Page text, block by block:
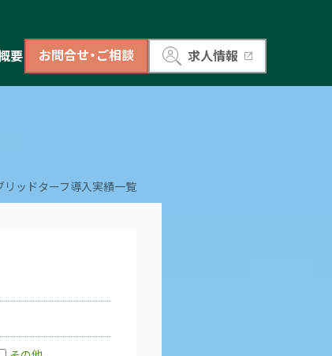
要 お問合せ・ご相談 求人情報
リッドターフ導入実績一覧